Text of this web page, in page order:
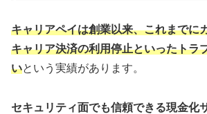
キャリアペイは創業以来、これまでに
キャリア決済の利用停止といったトラ
いという実績があります。
セキュリティ面でも信頼できる現金化